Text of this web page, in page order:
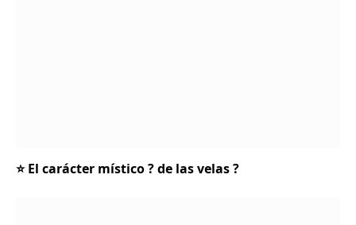
⭐ El carácter místico ? de las velas ?